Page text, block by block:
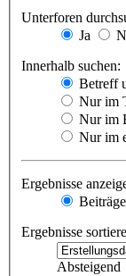
Unterforen
Ja
Innerhalb suchen:
Betreff
Nur im
Nur im
Nur im
Ergebnisse
Beiträge
Ergebnisse
Absteigend